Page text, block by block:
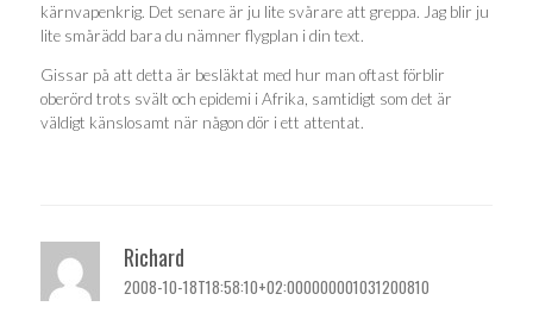
kärnvapenkrig. Det senare är ju lite svårare att greppa. Jag blir ju
lite smårädd bara du nämner flygplan i din text.
Gissar på att detta är besläktat med hur man oftast förblir
oberörd trots svält och epidemi i Afrika, samtidigt som det är
väldigt känslosamt när någon dör i ett attentat.
Richard
2008-10-18T18:58:10+02:000000001031200810